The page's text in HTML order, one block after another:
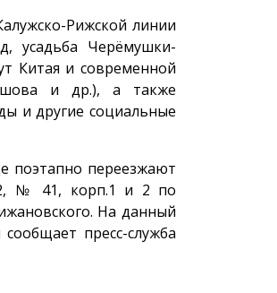
Рижской линии
усадьба Черёмушки-
Китая и современной
и др.), а также
и другие социальные
поэтапно переезжают
№ 41, корп.1 и 2 по
На данный
пресс-служба